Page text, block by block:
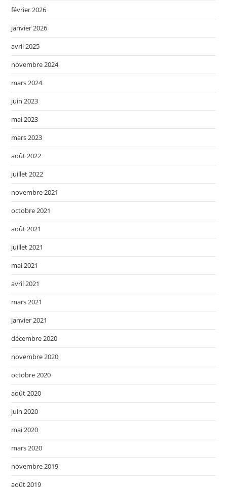
février 2026
janvier 2026
avril 2025
novembre 2024
mars 2024
juin 2023
mai 2023
mars 2023
août 2022
juillet 2022
novembre 2021
octobre 2021
août 2021
juillet 2021
mai 2021
avril 2021
mars 2021
janvier 2021
décembre 2020
novembre 2020
octobre 2020
août 2020
juin 2020
mai 2020
mars 2020
novembre 2019
août 2019